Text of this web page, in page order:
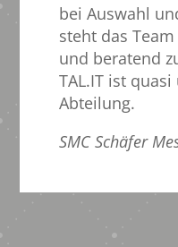
bei Auswahl
steht das
und beratend
TAL.IT ist
Abteilung.
SMC Schäfer